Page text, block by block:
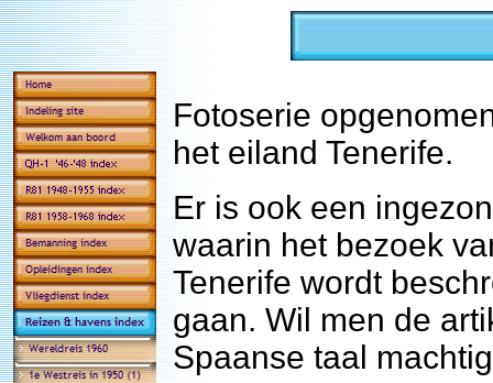
Fotoserie
het eiland Tenerife.
Er is ook een
waarin het bezoek
Tenerife wordt
gaan. Wil men de
Spaanse taal